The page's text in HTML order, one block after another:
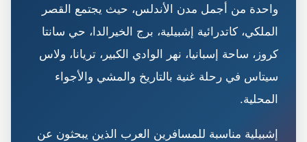
واحدة من أجمل مدن الأندلس، حيث يجتمع القصر
الملكي، كاتدرائية إشبيلية، برج الخيرالدا، حي سانتا
كروز، ساحة إسبانيا، نهر الوادي الكبير، تريانا، ولاس
سيتاس في رحلة غنية بالتاريخ والمشي والأجواء
المحلية.
إشبيلية مناسبة للمسافرين العرب الذين يبحثون عن